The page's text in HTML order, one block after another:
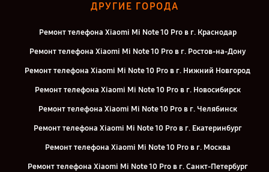
ДРУГИЕ ГОРОДА
Ремонт телефона Xiaomi Mi Note 10 Pro в г. Краснодар
Ремонт телефона Xiaomi Mi Note 10 Pro в г. Ростов-на-Дону
Ремонт телефона Xiaomi Mi Note 10 Pro в г. Нижний Новгород
Ремонт телефона Xiaomi Mi Note 10 Pro в г. Новосибирск
Ремонт телефона Xiaomi Mi Note 10 Pro в г. Челябинск
Ремонт телефона Xiaomi Mi Note 10 Pro в г. Екатеринбург
Ремонт телефона Xiaomi Mi Note 10 Pro в г. Москва
Ремонт телефона Xiaomi Mi Note 10 Pro в г. Санкт-Петербург